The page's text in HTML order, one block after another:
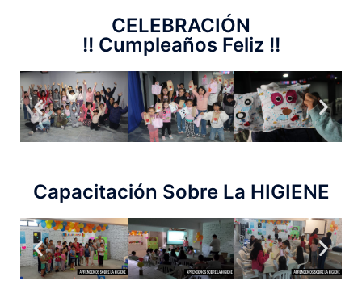
CELEBRACIÓN
!! Cumpleaños Feliz !!
Capacitación Sobre La HIGIENE